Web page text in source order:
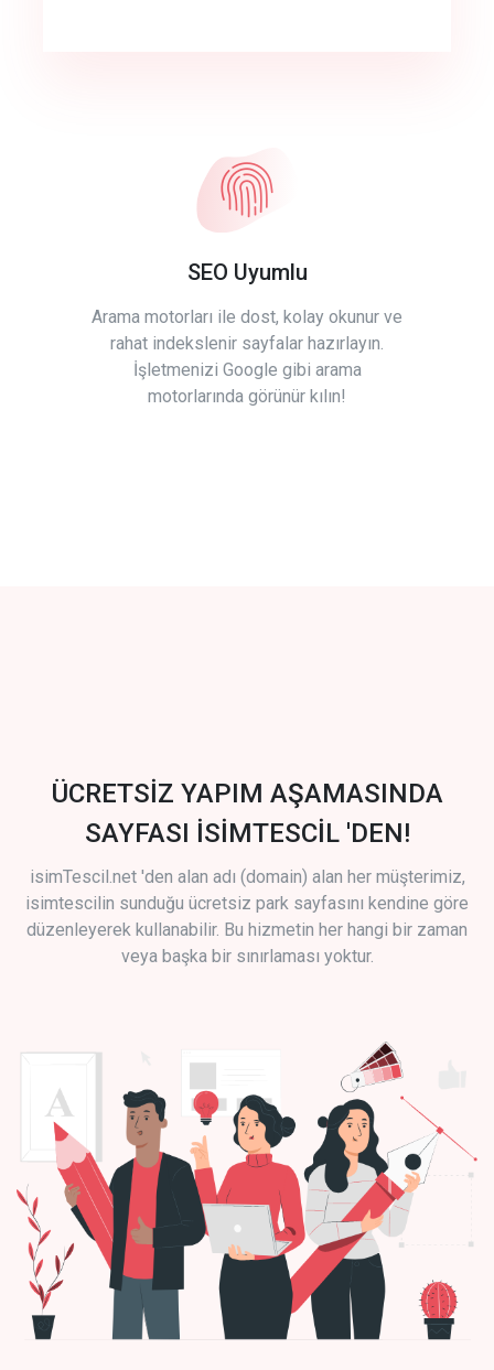
SEO Uyumlu
Arama motorları ile dost, kolay okunur ve
rahat indekslenir sayfalar hazırlayın.
İşletmenizi Google gibi arama
motorlarında görünür kılın!
ÜCRETSİZ YAPIM AŞAMASINDA
SAYFASI İSİMTESCİL 'DEN!
isimTescil.net 'den alan adı (domain) alan her müşterimiz,
isimtescilin sunduğu ücretsiz park sayfasını kendine göre
düzenleyerek kullanabilir. Bu hizmetin her hangi bir zaman
veya başka bir sınırlaması yoktur.